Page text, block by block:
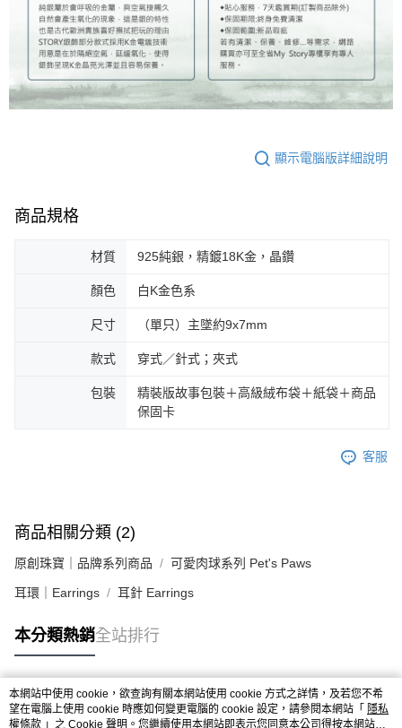
顯示電腦版詳細說明
商品規格
材質 925純銀，精鍍18K金，晶鑽
顏色 白K金色系
尺寸 （單只）主墜約9x7mm
款式 穿式／針式；夾式
包裝
精裝版故事包裝＋高級絨布袋＋紙袋＋商品
保固卡
客服
商品相關分類 (2)
原創珠寶｜品牌系列商品 可愛肉球系列 Pet's Paws
耳環｜Earrings 耳針 Earrings
本分類熱銷全站排行
熱門標籤
本網站中使用 cookie，欲查詢有關本網站使用 cookie 方式之詳情，及若您不希
望在電腦上使用 cookie 時應如何變更電腦的 cookie 設定，請參閱本網站「 隱私
權條款 」之 Cookie 聲明。您繼續使用本網站即表示您同意本公司得按本網站使